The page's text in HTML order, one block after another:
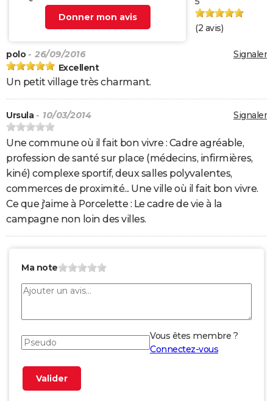
Donner mon avis
(2 avis)
Signaler
polo - 26/09/2016
Excellent
Un petit village très charmant.
Signaler
Ursula - 10/03/2014
Une commune où il fait bon vivre : Cadre agréable,
profession de santé sur place (médecins, infirmières,
kiné) complexe sportif, deux salles polyvalentes,
commerces de proximité... Une ville où il fait bon vivre.
Ce que j'aime à Porcelette : Le cadre de vie à la
campagne non loin des villes.
Ma note
Vous êtes membre ?
Connectez-vous